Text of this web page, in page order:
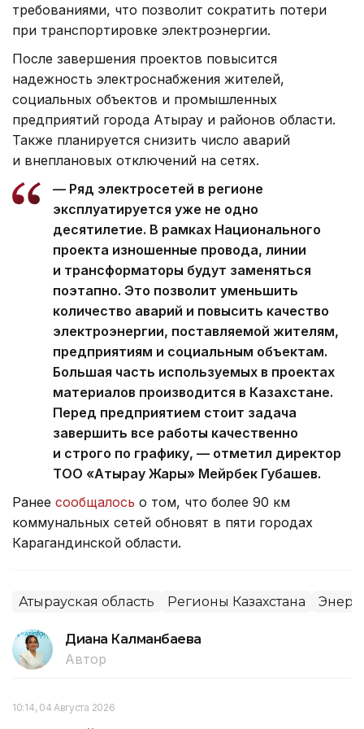
требованиями, что позволит сократить потери
при транспортировке электроэнергии.
После завершения проектов повысится
надежность электроснабжения жителей,
социальных объектов и промышленных
предприятий города Атырау и районов области.
Также планируется снизить число аварий
и внеплановых отключений на сетях.
— Ряд электросетей в регионе
эксплуатируется уже не одно
десятилетие. В рамках Национального
проекта изношенные провода, линии
и трансформаторы будут заменяться
поэтапно. Это позволит уменьшить
количество аварий и повысить качество
электроэнергии, поставляемой жителям,
предприятиям и социальным объектам.
Большая часть используемых в проектах
материалов производится в Казахстане.
Перед предприятием стоит задача
завершить все работы качественно
и строго по графику, — отметил директор
ТОО «Атырау Жарық» Мейрбек Губашев.
Ранее сообщалось о том, что более 90 км
коммунальных сетей обновят в пяти городах
Карагандинской области.
Атырауская область Регионы Казахстана
Диана Калманбаева
Автор
10:14, 04 Августа 2026